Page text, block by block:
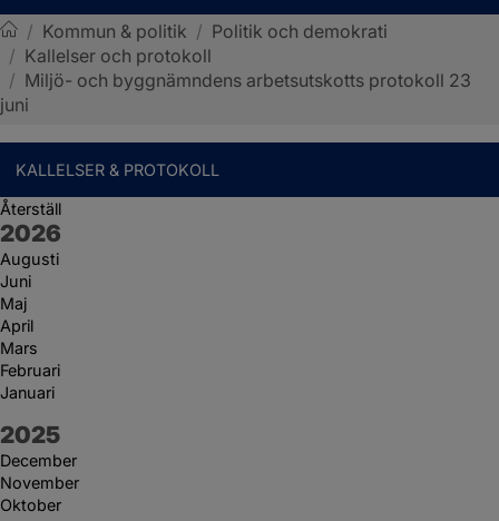
Sotenäs kommun
/ Kommun & politik / Politik och demokrati
/ Kallelser och protokoll
/ Miljö- och byggnämndens arbetsutskotts protokoll 23
juni
KALLELSER & PROTOKOLL
Återställ
År:
2026
Augusti
Juni
Maj
April
Mars
Februari
Januari
År:
2025
December
November
Oktober